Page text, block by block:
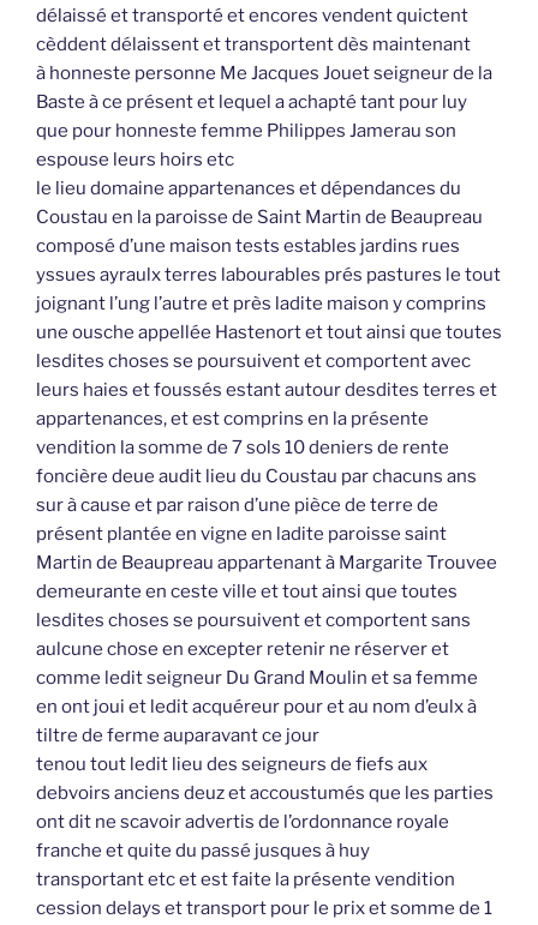
délaissé et transporté et encores vendent quictent
cèddent délaissent et transportent dès maintenant
à honneste personne Me Jacques Jouet seigneur de la
Baste à ce présent et lequel a achapté tant pour luy
que pour honneste femme Philippes Jamerau son
espouse leurs hoirs etc
le lieu domaine appartenances et dépendances du
Coustau en la paroisse de Saint Martin de Beaupreau
composé d’une maison tests estables jardins rues
yssues ayraulx terres labourables prés pastures le tout
joignant l’ung l’autre et près ladite maison y comprins
une ousche appellée Hastenort et tout ainsi que toutes
lesdites choses se poursuivent et comportent avec
leurs haies et foussés estant autour desdites terres et
appartenances, et est comprins en la présente
vendition la somme de 7 sols 10 deniers de rente
foncière deue audit lieu du Coustau par chacuns ans
sur à cause et par raison d’une pièce de terre de
présent plantée en vigne en ladite paroisse saint
Martin de Beaupreau appartenant à Margarite Trouvee
demeurante en ceste ville et tout ainsi que toutes
lesdites choses se poursuivent et comportent sans
aulcune chose en excepter retenir ne réserver et
comme ledit seigneur Du Grand Moulin et sa femme
en ont joui et ledit acquéreur pour et au nom d’eulx à
tiltre de ferme auparavant ce jour
tenou tout ledit lieu des seigneurs de fiefs aux
debvoirs anciens deuz et accoustumés que les parties
ont dit ne scavoir advertis de l’ordonnance royale
franche et quite du passé jusques à huy
transportant etc et est faite la présente vendition
cession delays et transport pour le prix et somme de 1